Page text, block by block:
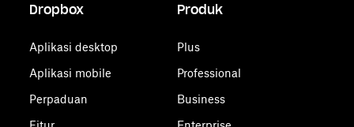
Dropbox
Aplikasi desktop
Aplikasi mobile
Perpaduan
Produk
Plus
Professional
Business